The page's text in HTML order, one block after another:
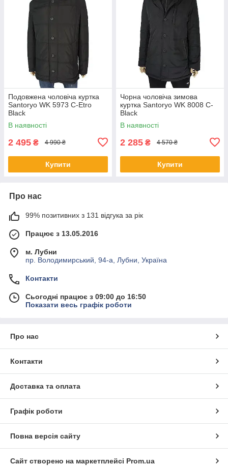
Подовжена чоловіча куртка
Santoryo WK 5973 C-Etro
Black
В наявності
2 495 ₴ 4 990 ₴
Купити
Чорна чоловіча зимова
куртка Santoryo WK 8008 C-
Black
В наявності
2 285 ₴ 4 570 ₴
Купити
Про нас
99% позитивних з 131 відгука за рік
Працює з 13.05.2016
м. Лубни
пр. Володимирський, 94-а, Лубни, Україна
Контакти
Сьогодні працює з 09:00 до 16:50
Показати весь графік роботи
Про нас
Контакти
Доставка та оплата
Графік роботи
Повна версія сайту
Сайт створено на маркетплейсі Prom.ua